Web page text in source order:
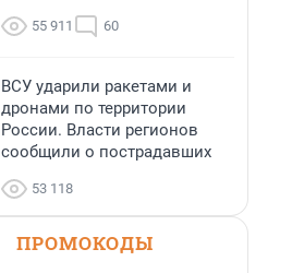
55 911 60
ВСУ ударили ракетами и
дронами по территории
России. Власти регионов
сообщили о пострадавших
53 118
ПРОМОКОДЫ